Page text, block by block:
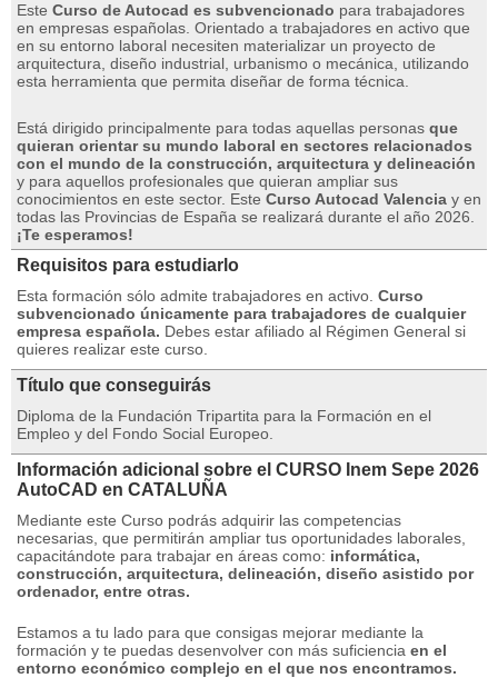
Este Curso de Autocad es subvencionado para trabajadores
en empresas españolas. Orientado a trabajadores en activo que
en su entorno laboral necesiten materializar un proyecto de
arquitectura, diseño industrial, urbanismo o mecánica, utilizando
esta herramienta que permita diseñar de forma técnica.
Está dirigido principalmente para todas aquellas personas que
quieran orientar su mundo laboral en sectores relacionados
con el mundo de la construcción, arquitectura y delineación
y para aquellos profesionales que quieran ampliar sus
conocimientos en este sector. Este Curso Autocad Valencia y en
todas las Provincias de España se realizará durante el año 2026.
¡Te esperamos!
Requisitos para estudiarlo
Esta formación sólo admite trabajadores en activo. Curso
subvencionado únicamente para trabajadores de cualquier
empresa española. Debes estar afiliado al Régimen General si
quieres realizar este curso.
Título que conseguirás
Diploma de la Fundación Tripartita para la Formación en el
Empleo y del Fondo Social Europeo.
Información adicional sobre el CURSO Inem Sepe 2026
AutoCAD en CATALUÑA
Mediante este Curso podrás adquirir las competencias
necesarias, que permitirán ampliar tus oportunidades laborales,
capacitándote para trabajar en áreas como: informática,
construcción, arquitectura, delineación, diseño asistido por
ordenador, entre otras.
Estamos a tu lado para que consigas mejorar mediante la
formación y te puedas desenvolver con más suficiencia en el
entorno económico complejo en el que nos encontramos.